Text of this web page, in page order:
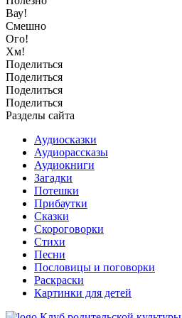
Вау!
Смешно
Ого!
Хм!
Поделиться
Поделиться
Поделиться
Поделиться
Разделы сайта
Аудиосказки
Аудиорассказы
Аудиокниги
Загадки
Потешки
Прибаутки
Сказки
Скороговорки
Стихи
Песни
Пословицы и поговорки
Раскраски
Картинки для детей